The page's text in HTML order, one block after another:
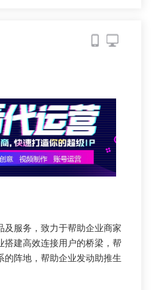
及服务，致力于帮助企业商家
搭建高效连接用户的桥梁，帮
的阵地，帮助企业发动助推生